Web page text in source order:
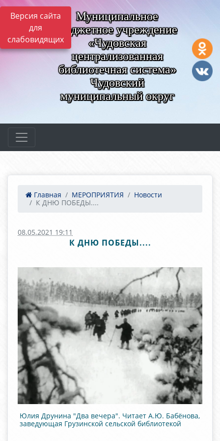
Версия сайта
для
слабовидящих
Муниципальное
бюджетное учреждение
«Чудовская
централизованная
библиотечная система»
Чудовский
муниципальный округ
Главная МЕРОПРИЯТИЯ
Новости
К ДНЮ ПОБЕДЫ....
08.05.2021 19:11
К ДНЮ ПОБЕДЫ....
Юлия Друнина "Два вечера". Читает А.Ю. Бабёнова,
заведующая Грузинской сельской библиотекой